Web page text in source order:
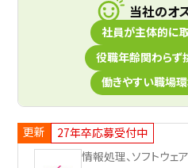
当社のオ
社員が主体的に
役職年齢関わらず
働きやすい職場環
更新
27年卒応募受付中
情報処理、ソフトウェア